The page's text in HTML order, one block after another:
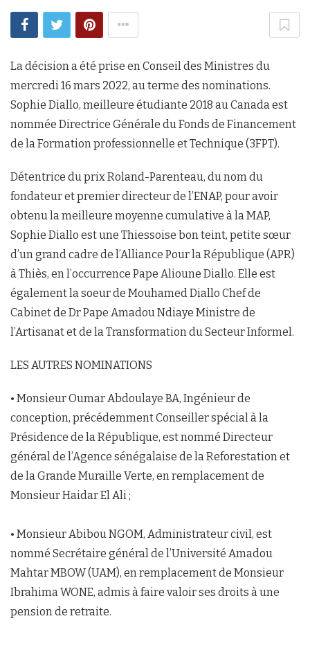
La décision a été prise en Conseil des Ministres du
mercredi 16 mars 2022, au terme des nominations.
Sophie Diallo, meilleure étudiante 2018 au Canada est
nommée Directrice Générale du Fonds de Financement
de la Formation professionnelle et Technique (3FPT).
Détentrice du prix Roland-Parenteau, du nom du
fondateur et premier directeur de l’ENAP, pour avoir
obtenu la meilleure moyenne cumulative à la MAP,
Sophie Diallo est une Thiessoise bon teint, petite sœur
d’un grand cadre de l’Alliance Pour la République (APR)
à Thiès, en l’occurrence Pape Alioune Diallo. Elle est
également la soeur de Mouhamed Diallo Chef de
Cabinet de Dr Pape Amadou Ndiaye Ministre de
l’Artisanat et de la Transformation du Secteur Informel.
LES AUTRES NOMINATIONS
• Monsieur Oumar Abdoulaye BA, Ingénieur de
conception, précédemment Conseiller spécial à la
Présidence de la République, est nommé Directeur
général de l’Agence sénégalaise de la Reforestation et
de la Grande Muraille Verte, en remplacement de
Monsieur Haidar El Ali ;
• Monsieur Abibou NGOM, Administrateur civil, est
nommé Secrétaire général de l’Université Amadou
Mahtar MBOW (UAM), en remplacement de Monsieur
Ibrahima WONE, admis à faire valoir ses droits à une
pension de retraite.